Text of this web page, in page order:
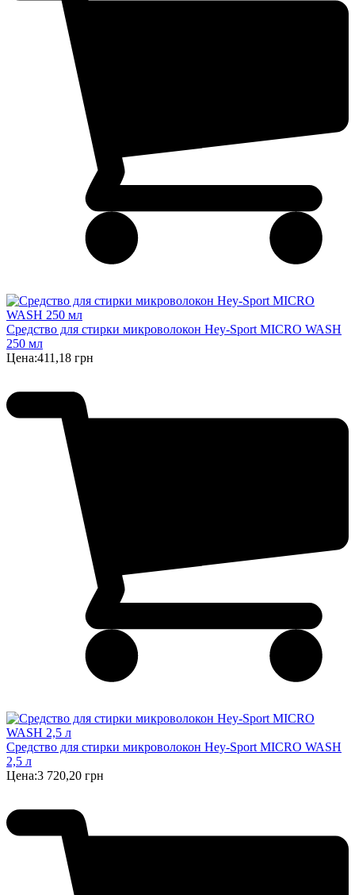
Cредство для стирки микроволокон Hey-Sport MIСRO WASH
250 мл
Цена:411,18 грн
Cредство для стирки микроволокон Hey-Sport MICRO WASH
2,5 л
Цена:3 720,20 грн